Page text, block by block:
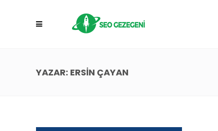
YAZAR: ERSIN ÇAYAN